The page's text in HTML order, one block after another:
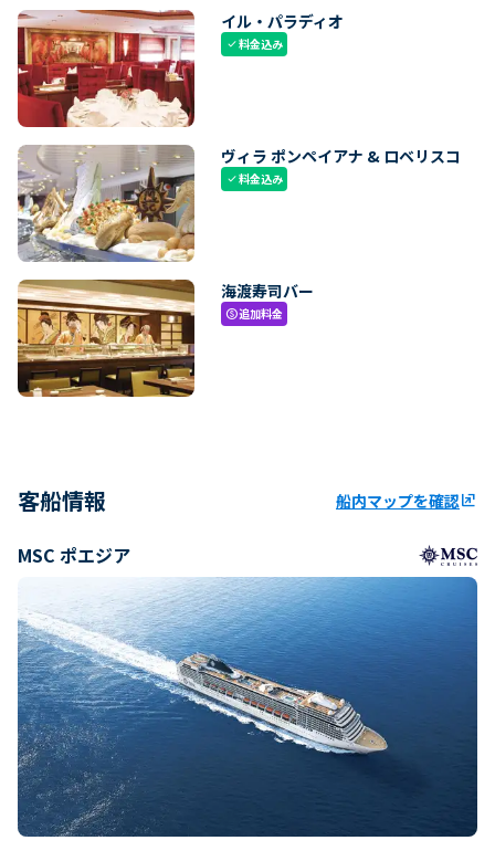
イル・パラディオ
check料金込み
ヴィラ ポンペイアナ & ロベリスコ
check料金込み
海渡寿司バー
paid追加料金
客船情報 船内マップを確認ungroup
MSC ポエジア